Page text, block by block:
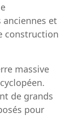
et
construction
massive
de grands
pour